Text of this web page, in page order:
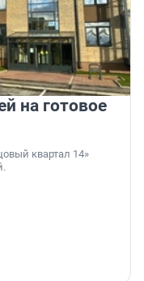
на готовое
квартал 14»